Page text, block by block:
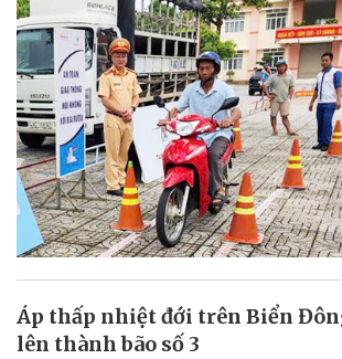
Áp thấp nhiệt đới trên Biển
lên thành bão số 3